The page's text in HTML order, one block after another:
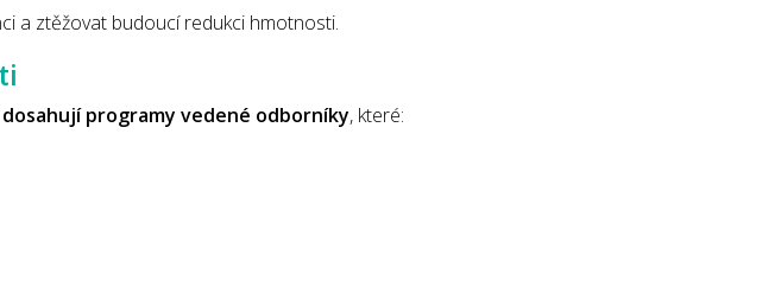
a ztěžovat budoucí redukci hmotnosti.
programy vedené odborníky, které: